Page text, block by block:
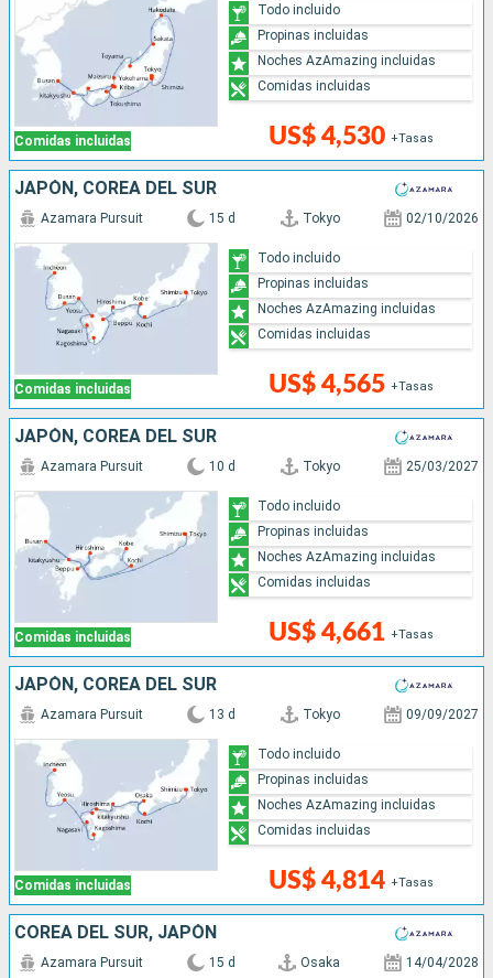
Comidas incluidas US$ 4,530 +Tasas
Todo incluido
Propinas incluidas
Noches AzAmazing incluidas
Comidas incluidas
JAPÓN, COREA DEL SUR
Comidas incluidas
Azamara Pursuit 15 d Tokyo 02/10/2026
US$ 4,565 +Tasas
Todo incluido
Propinas incluidas
Noches AzAmazing incluidas
Comidas incluidas
JAPÓN, COREA DEL SUR
Comidas incluidas
Azamara Pursuit 10 d Tokyo 25/03/2027
US$ 4,661 +Tasas
Todo incluido
Propinas incluidas
Noches AzAmazing incluidas
Comidas incluidas
JAPÓN, COREA DEL SUR
Comidas incluidas
Azamara Pursuit 13 d Tokyo 09/09/2027
US$ 4,814 +Tasas
Todo incluido
Propinas incluidas
Noches AzAmazing incluidas
Comidas incluidas
COREA DEL SUR, JAPÓN
Azamara Pursuit 15 d Osaka 14/04/2028